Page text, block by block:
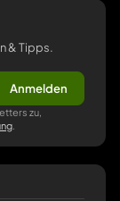
& Tipps.
Anmelden
zu,